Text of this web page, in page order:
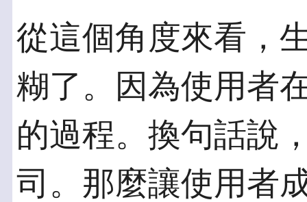
從這個角度來看，
糊了。因為使用者
的過程。換句話說
司。那麼讓使用者